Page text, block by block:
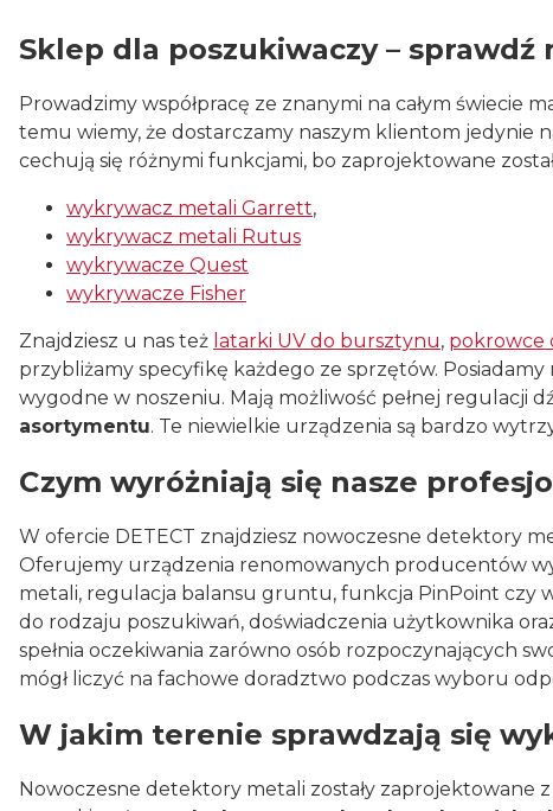
Sklep dla poszukiwaczy – sprawdź
Prowadzimy współpracę ze znanymi na całym świecie
temu wiemy, że dostarczamy naszym klientom jedynie
cechują się różnymi funkcjami, bo zaprojektowane
wykrywacz metali Garrett,
wykrywacz metali Rutus
wykrywacze Quest
wykrywacze Fisher
Znajdziesz u nas też latarki UV do bursztynu, pokrowce
przybliżamy specyfikę każdego ze sprzętów.
wygodne w noszeniu. Mają możliwość pełnej regulacji
asortymentu. Te niewielkie urządzenia są bardzo
Czym wyróżniają się nasze
W ofercie DETECT znajdziesz nowoczesne detektory
Oferujemy urządzenia renomowanych producentów
metali, regulacja balansu gruntu, funkcja PinPoint czy
do rodzaju poszukiwań, doświadczenia użytkownika
spełnia oczekiwania zarówno osób rozpoczynających
mógł liczyć na fachowe doradztwo podczas wyboru
W jakim terenie sprawdzają się
Nowoczesne detektory metali zostały zaprojektowane